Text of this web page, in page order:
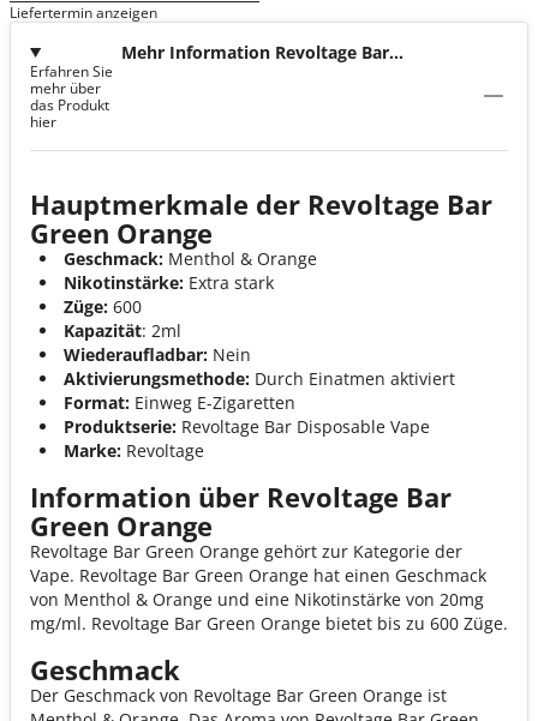
Liefertermin anzeigen
Mehr Information Revoltage Bar
Erfahren Sie
mehr über
das Produkt
hier
Hauptmerkmale der Revoltage Bar
Green Orange
Geschmack: Menthol & Orange
Nikotinstärke: Extra stark
Züge: 600
Kapazität: 2ml
Wiederaufladbar: Nein
Aktivierungsmethode: Durch Einatmen aktiviert
Format: Einweg E-Zigaretten
Produktserie: Revoltage Bar Disposable Vape
Marke: Revoltage
Information über Revoltage Bar
Green Orange
Revoltage Bar Green Orange gehört zur Kategorie der
Vape. Revoltage Bar Green Orange hat einen Geschmack
von Menthol & Orange und eine Nikotinstärke von 20mg
mg/ml. Revoltage Bar Green Orange bietet bis zu 600 Züge.
Geschmack
Der Geschmack von Revoltage Bar Green Orange ist